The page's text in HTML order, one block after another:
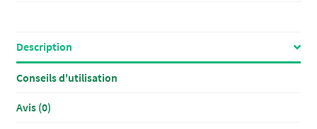
Description
Conseils d'utilisation
Avis (0)